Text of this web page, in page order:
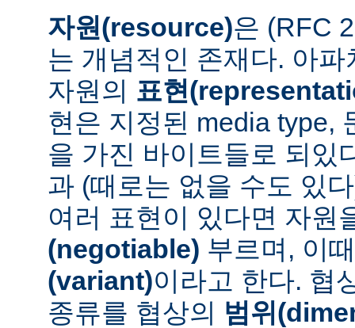
자원(resource)은 (RFC
는 개념적인 존재다. 아
자원의 표현
현은 지정된 media type,
을 가진 바이트들로 되있
과 (때로는 없을 수도 있
여러 표현이 있다면 자원
(negotiable) 부르며, 이
(variant)이라고 한다. 협
종류를 협상의 범위